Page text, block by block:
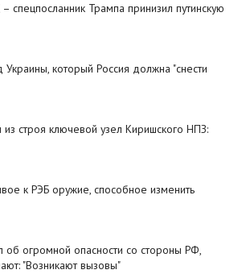
спецпосланник Трампа принизил путинскую
который Россия должна "снести
строя ключевой узел Киришского НПЗ:
к РЭБ оружие, способное изменить
огромной опасности со стороны РФ,
"Возникают вызовы"